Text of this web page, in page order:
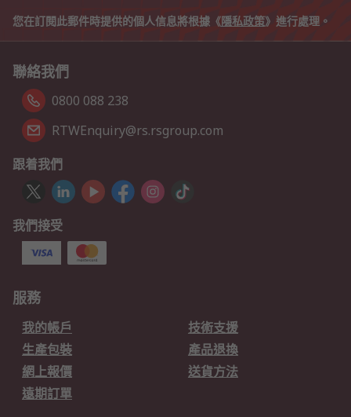
您在訂閱此郵件時提供的個人信息將根據《隱私政策》進行處理。
聯絡我們
0800 088 238
RTWEnquiry@rs.rsgroup.com
跟着我們
我們接受
服務
我的帳戶
技術支援
生產包裝
產品退換
網上報價
送貨方法
遠期訂單